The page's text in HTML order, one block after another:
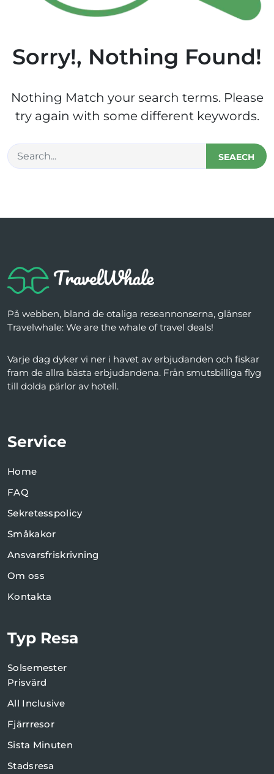
Sorry!, Nothing Found!
Nothing Match your search terms. Please
try again with some different keywords.
SEAECH
På webben, bland de otaliga reseannonserna, glänser
Travelwhale: We are the whale of travel deals!
Varje dag dyker vi ner i havet av erbjudanden och fiskar
fram de allra bästa erbjudandena. Från smutsbilliga flyg
till dolda pärlor av hotell.
Service
Home
FAQ
Sekretesspolicy
Småkakor
Ansvarsfriskrivning
Om oss
Kontakta
Typ Resa
Solsemester
Prisvärd
All Inclusive
Fjärrresor
Sista Minuten
Stadsresa